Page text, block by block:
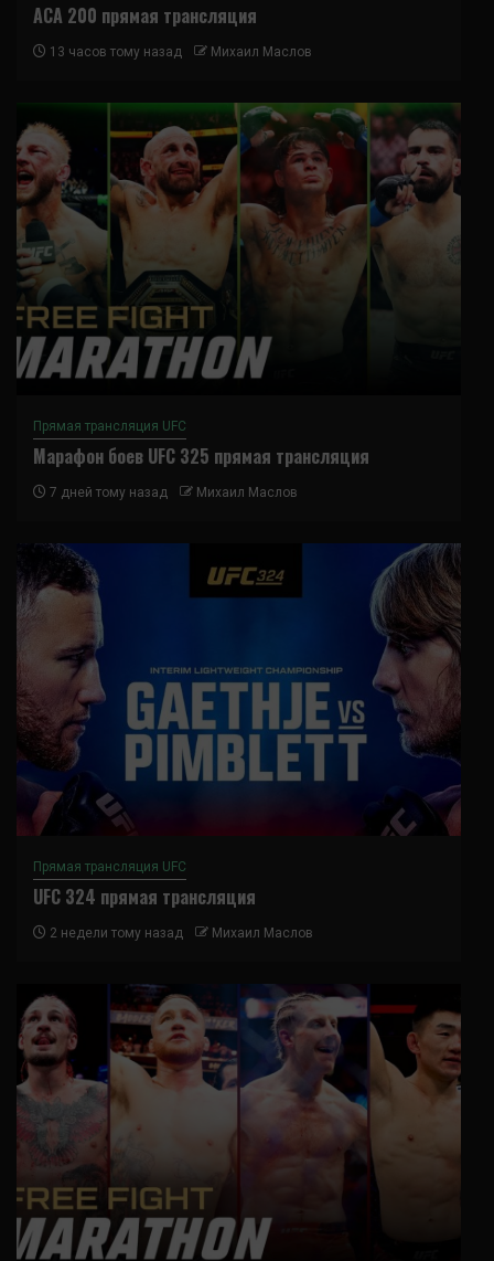
ACA 200 прямая трансляция
13 часов тому назад Михаил Маслов
Прямая трансляция UFC
Марафон боев UFC 325 прямая трансляция
7 дней тому назад Михаил Маслов
Прямая трансляция UFC
UFC 324 прямая трансляция
2 недели тому назад Михаил Маслов